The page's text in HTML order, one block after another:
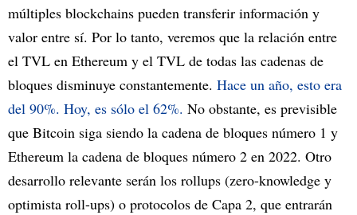
múltiples blockchains pueden transferir información y
valor entre sí. Por lo tanto, veremos que la relación entre
el TVL en Ethereum y el TVL de todas las cadenas de
bloques disminuye constantemente. Hace un año, esto era
del 90%. Hoy, es sólo el 62%. No obstante, es previsible
que Bitcoin siga siendo la cadena de bloques número 1 y
Ethereum la cadena de bloques número 2 en 2022. Otro
desarrollo relevante serán los rollups (zero-knowledge y
optimista roll-ups) o protocolos de Capa 2, que entrarán